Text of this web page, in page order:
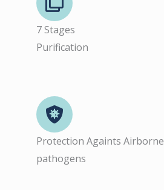
7 Stages
Purification
Protection Againts Airborne
pathogens